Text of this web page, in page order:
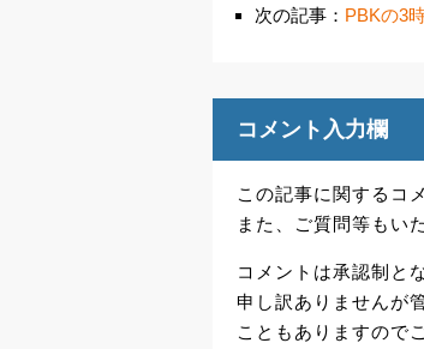
次の記事： PBKの3
コメント入力欄
この記事に関するコ
また、ご質問等もい
コメントは承認制と
申し訳ありませんが
こともありますので